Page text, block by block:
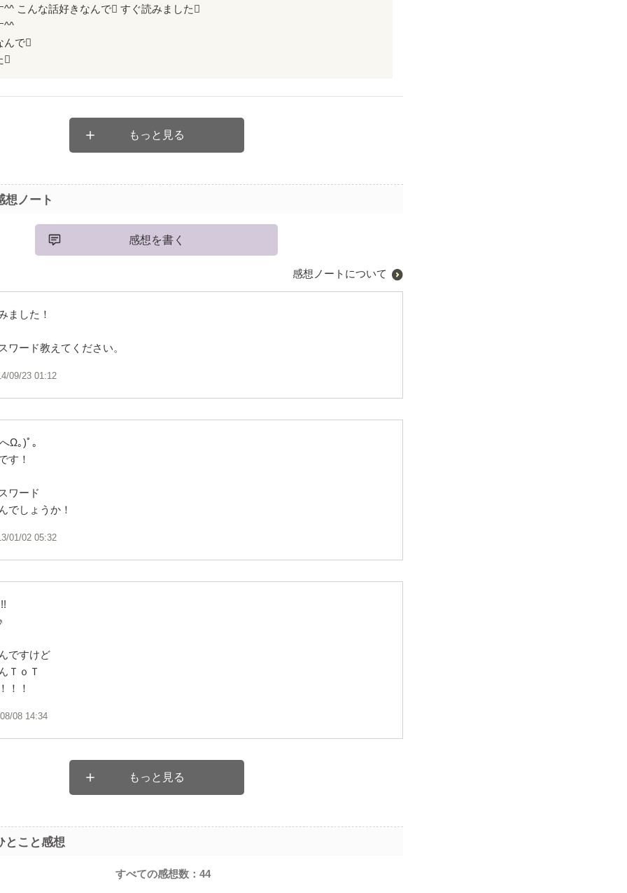
^^ こんな話好きなんで すぐ読みました
^^
んで

もっと見る
想ノート
感想を書く
感想ノートについて
ました！
ワード教えてください。
09/23 01:12
Ω｡)ﾟ｡
す！
ワード
でしょうか！
01/02 05:32
ですけど
ＴｏＴ
！！
08 14:34
もっと見る
とこと感想
すべての感想数：44